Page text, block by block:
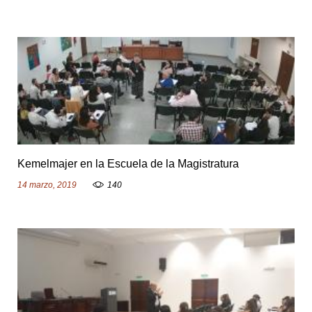
i
a
s
Kemelmajer en la Escuela de la Magistratura
14 marzo, 2019 140